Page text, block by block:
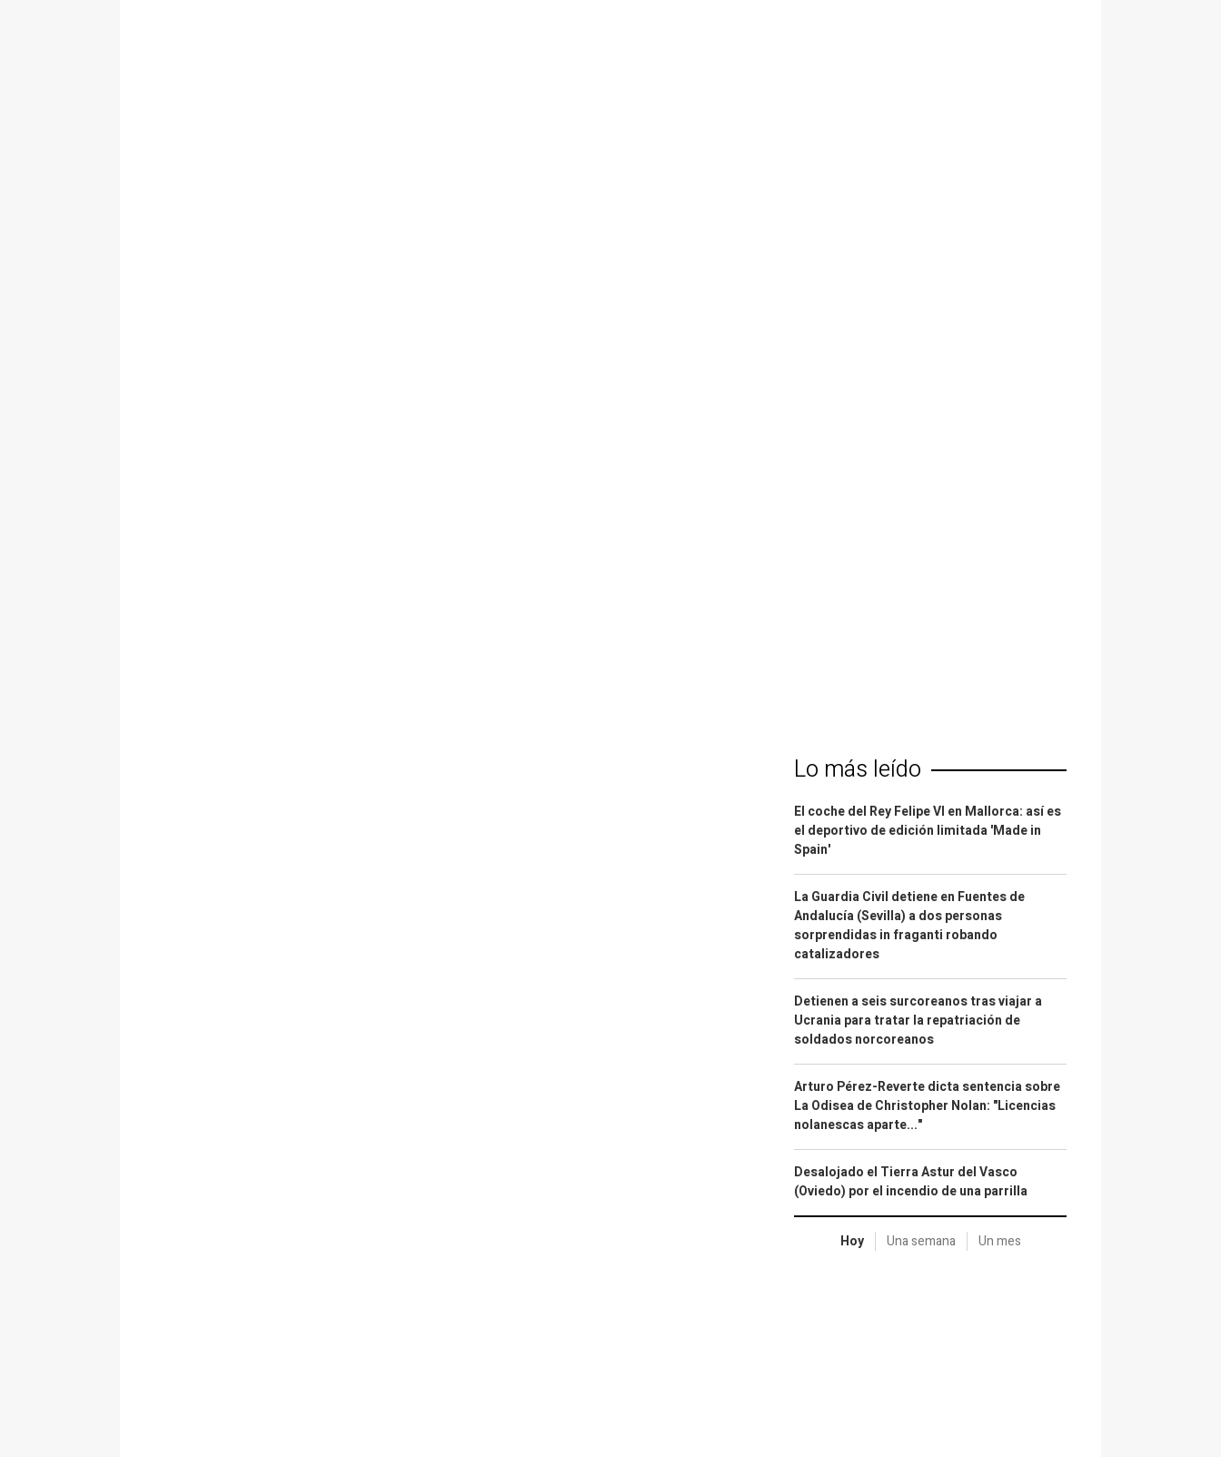
Lo más leído
El coche del Rey Felipe VI en Mallorca: así es
el deportivo de edición limitada 'Made in
Spain'
La Guardia Civil detiene en Fuentes de
Andalucía (Sevilla) a dos personas
sorprendidas in fraganti robando
catalizadores
Detienen a seis surcoreanos tras viajar a
Ucrania para tratar la repatriación de
soldados norcoreanos
Arturo Pérez-Reverte dicta sentencia sobre
La Odisea de Christopher Nolan: "Licencias
nolanescas aparte..."
Desalojado el Tierra Astur del Vasco
(Oviedo) por el incendio de una parrilla
Hoy Una semana Un mes